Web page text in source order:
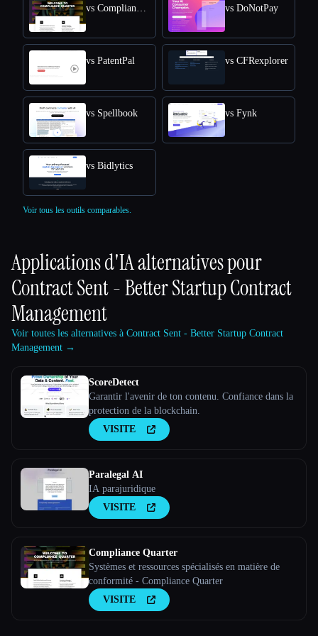
vs Compliance Quarter vs DoNotPay
vs PatentPal vs CFRexplorer
vs Spellbook vs Fynk
vs Bidlytics
Voir tous les outils comparables.
Applications d'IA alternatives pour
Contract Sent - Better Startup Contract
Management
Voir toutes les alternatives à Contract Sent - Better Startup Contract
Management →
ScoreDetect
Garantir l'avenir de ton contenu. Confiance dans la
protection de la blockchain.
VISITE
Paralegal AI
IA parajuridique
VISITE
Compliance Quarter
Systèmes et ressources spécialisés en matière de
conformité - Compliance Quarter
VISITE